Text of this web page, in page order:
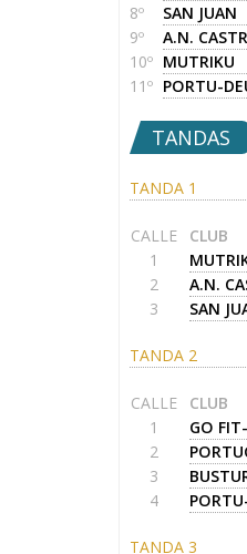
8º
SAN JUAN
9º
A.N.
10º MUTRIKU
11º PORTU-
TANDAS
TANDA 1
CALLE
CLUB
1
2
A.N.
3
SAN
TANDA 2
CALLE
CLUB
1
GO
2
3
4
TANDA 3